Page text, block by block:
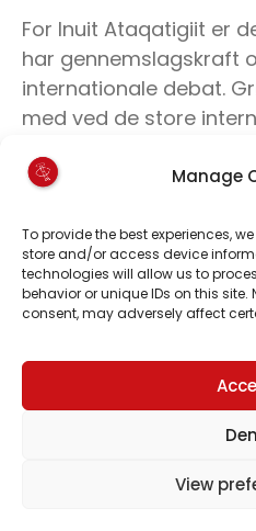
Manage
To provide the best experiences,
store and/or access device
technologies will allow us to
behavior or unique IDs on this
consent, may adversely affect
View
For Inuit Ataqatigiit er
har gennemslagskraft
internationale debat.
med ved de store
kun for os selv, men
skal udnytte vores
Arktisk Råd, ICC, det
og IWC langt mere
holdninger, hvor vi har
Folkestyret til
system, som sikrer en